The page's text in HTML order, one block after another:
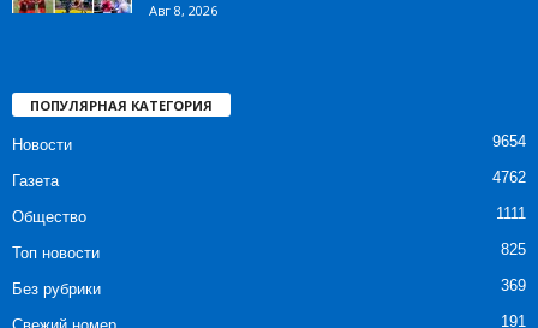
Авг 8, 2026
ПОПУЛЯРНАЯ КАТЕГОРИЯ
Новости 9654
Газета 4762
Общество 1111
Топ новости 825
Без рубрики 369
191